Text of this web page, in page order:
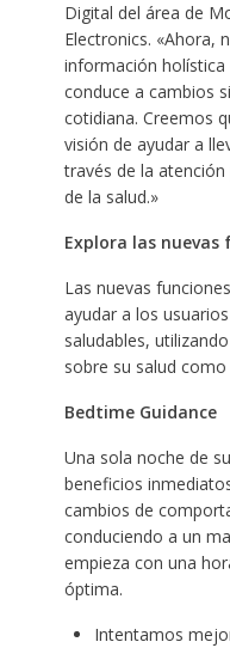
Digital del área de
Electronics. «Ahora,
información holística
conduce a cambios
cotidiana. Creemos
visión de ayudar a
través de la
de la salud.»
Explora las nuevas
Las nuevas
ayudar a los
saludables,
sobre su salud
Bedtime Guidance
Una sola noche de
beneficios
cambios de
conduciendo a un
empieza con una
óptima.
Intentamos